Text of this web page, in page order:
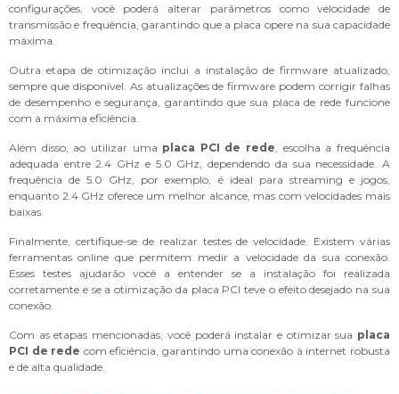
configurações, você poderá alterar parâmetros como velocidade de
transmissão e frequência, garantindo que a placa opere na sua capacidade
máxima.
Outra etapa de otimização inclui a instalação de firmware atualizado,
sempre que disponível. As atualizações de firmware podem corrigir falhas
de desempenho e segurança, garantindo que sua placa de rede funcione
com a máxima eficiência.
Além disso, ao utilizar uma placa PCI de rede , escolha a frequência
adequada entre 2.4 GHz e 5.0 GHz, dependendo da sua necessidade. A
frequência de 5.0 GHz, por exemplo, é ideal para streaming e jogos,
enquanto 2.4 GHz oferece um melhor alcance, mas com velocidades mais
baixas.
Finalmente, certifique-se de realizar testes de velocidade. Existem várias
ferramentas online que permitem medir a velocidade da sua conexão.
Esses testes ajudarão você a entender se a instalação foi realizada
corretamente e se a otimização da placa PCI teve o efeito desejado na sua
conexão.
Com as etapas mencionadas, você poderá instalar e otimizar sua placa
PCI de rede com eficiência, garantindo uma conexão à internet robusta
e de alta qualidade.